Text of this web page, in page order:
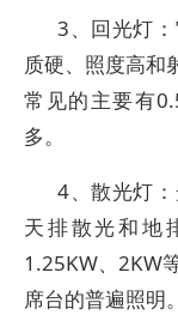
3、回光灯
质硬、照度高和
常见的主要有
多。
4、散光灯
天排散光和地
1.25KW、2KW
席台的普遍照明。